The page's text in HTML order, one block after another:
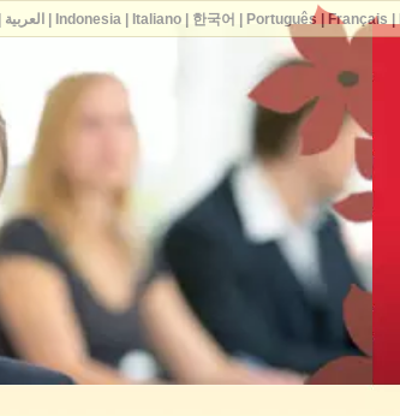
العربية Indonesia| Italiano| 한국어 Português Français